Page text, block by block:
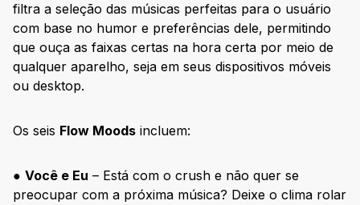
filtra a seleção das músicas perfeitas para o usuário
com base no humor e preferências dele, permitindo
que ouça as faixas certas na hora certa por meio de
qualquer aparelho, seja em seus dispositivos móveis
ou desktop.
Os seis Flow Moods incluem:
● Você e Eu – Está com o crush e não quer se
preocupar com a próxima música? Deixe o clima rolar